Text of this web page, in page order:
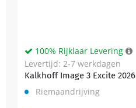
Kalkhoff Image 3 Excite 2026
100% Rijklaar Levering
Levertijd: 2-7 werkdagen
Riemaandrijving